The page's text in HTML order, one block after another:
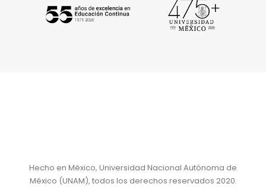
Hecho en México, Universidad Nacional Autónoma de
México (UNAM), todos los derechos reservados 2020.